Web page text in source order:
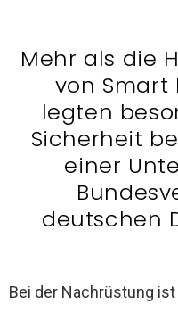
Mehr als die
von Smart
legten
Sicherheit
einer
deutschen
Bei der Nachrüstung